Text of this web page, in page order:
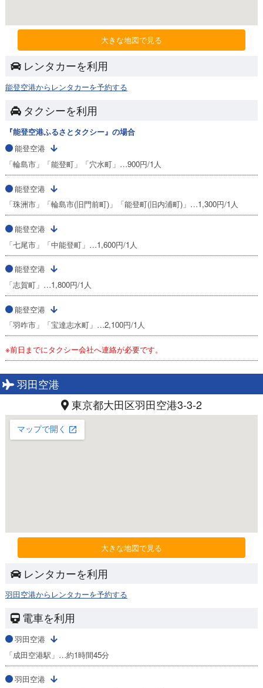
大きな地図で見る
レンタカーを利用
能登空港からレンタカーを予約する
タクシーを利用
『能登空港ふるさとタクシー』の場合
能登空港
「輪島市」「能登町」「穴水町」…900円/1人
能登空港
「珠洲市」「輪島市(旧門前町)」「能登町(旧内浦町)」…1,300円/1人
能登空港
「七尾市」「中能登町」…1,600円/1人
能登空港
「志賀町」…1,800円/1人
能登空港
「羽咋市」「宝達志水町」…2,100円/1人
※前日までにタクシー会社へ連絡が必要です。
羽田空港
東京都大田区羽田空港3-3-2
大きな地図で見る
レンタカーを利用
羽田空港からレンタカーを予約する
電車を利用
羽田空港
「成田空港駅」…約1時間45分
羽田空港